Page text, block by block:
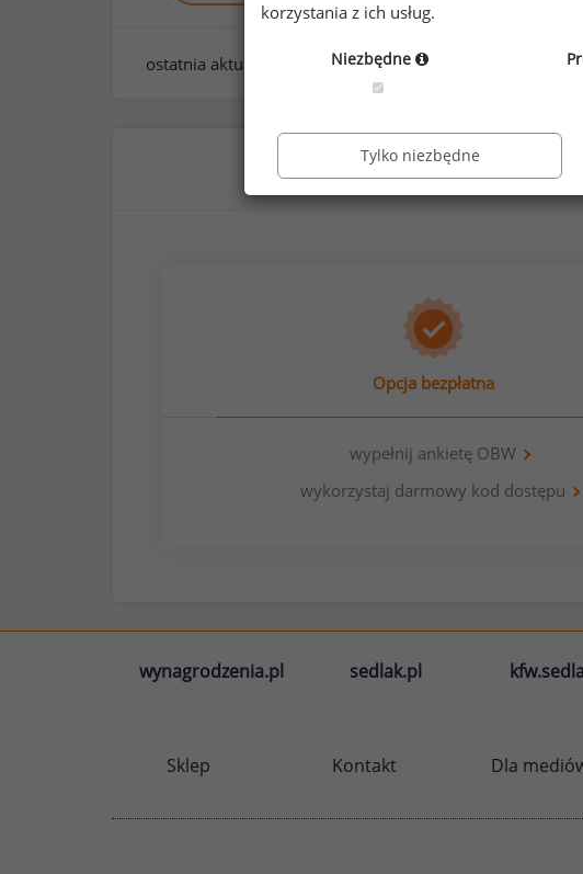
ostatnia aktualizacja: styczeń 2026
Opcja bezpłatna
wypełnij ankietę OBW
wykorzystaj darmowy kod dostępu
wynagrodzenia.pl sedlak.pl
Sklep Kontakt Dla
korzystania z ich usług.
Niezbędne
Tylko niezbędne